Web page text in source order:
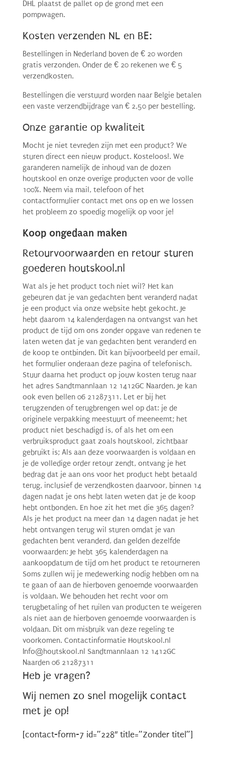
DHL plaatst de pallet op de grond met een
pompwagen.
Kosten verzenden NL en BE:
Bestellingen in Nederland boven de € 20 worden
gratis verzonden. Onder de € 20 rekenen we € 5
verzendkosten.
Bestellingen die verstuurd worden naar Belgie betalen
een vaste verzendbijdrage van € 2,50 per bestelling.
Onze garantie op kwaliteit
Mocht je niet tevreden zijn met een product? We
sturen direct een nieuw product. Kosteloos!. We
garanderen namelijk de inhoud van de dozen
houtskool en onze overige producten voor de volle
100%. Neem via mail, telefoon of het
contactformulier contact met ons op en we lossen
het probleem zo spoedig mogelijk op voor je!
Koop ongedaan maken
Retourvoorwaarden en retour sturen
goederen houtskool.nl
Wat als je het product toch niet wil? Het kan
gebeuren dat je van gedachten bent veranderd nadat
je een product via onze website hebt gekocht. Je
hebt daarom 14 kalenderdagen na ontvangst van het
product de tijd om ons zonder opgave van redenen te
laten weten dat je van gedachten bent veranderd en
de koop te ontbinden. Dit kan bijvoorbeeld per email,
het formulier onderaan deze pagina of telefonisch.
Stuur daarna het product op jouw kosten terug naar
het adres Sandtmannlaan 12 1412GC Naarden. Je kan
ook even bellen 06 21287311. Let er bij het
terugzenden of terugbrengen wel op dat: je de
originele verpakking meestuurt of meeneemt; het
product niet beschadigd is, of als het om een
verbruiksproduct gaat zoals houtskool, zichtbaar
gebruikt is; Als aan deze voorwaarden is voldaan en
je de volledige order retour zendt, ontvang je het
bedrag dat je aan ons voor het product hebt betaald
terug, inclusief de verzendkosten daarvoor, binnen 14
dagen nadat je ons hebt laten weten dat je de koop
hebt ontbonden. En hoe zit het met die 365 dagen?
Als je het product na meer dan 14 dagen nadat je het
hebt ontvangen terug wil sturen omdat je van
gedachten bent veranderd, dan gelden dezelfde
voorwaarden: Je hebt 365 kalenderdagen na
aankoopdatum de tijd om het product te retourneren
Soms zullen wij je medewerking nodig hebben om na
te gaan of aan de hierboven genoemde voorwaarden
is voldaan. We behouden het recht voor om
terugbetaling of het ruilen van producten te weigeren
als niet aan de hierboven genoemde voorwaarden is
voldaan. Dit om misbruik van deze regeling te
voorkomen. Contactinformatie Houtskool.nl
Info@houtskool.nl Sandtmannlaan 12 1412GC
Naarden 06 21287311
Heb je vragen?
Wij nemen zo snel mogelijk contact
met je op!
[contact-form-7 id=”228″ title=”Zonder titel”]